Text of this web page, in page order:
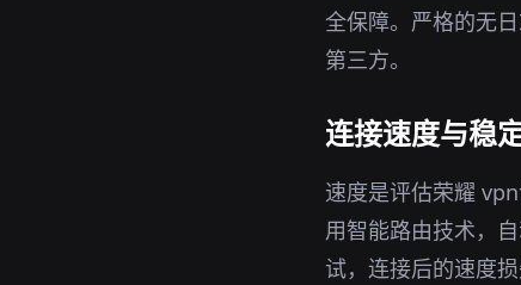
全保障。严格的无
第三方。
连接速度与稳
速度是评估荣耀
用智能路由技术，
试，连接后的速度